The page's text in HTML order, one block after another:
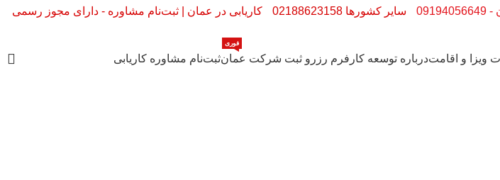
سایر کشورها 02188623158 کاریابی در عمان | ثبت‌نام مشاوره - دارای مجوز رسمی
ویزا و اقامتدرباره توسعه کار فرم رزرو ثبت شرکت عمان
فوری
ثبت‌نام مشاوره کاریابی